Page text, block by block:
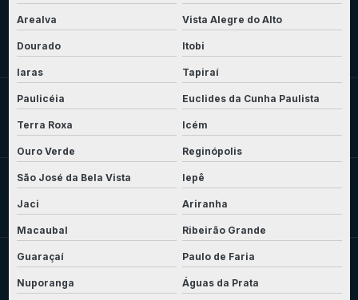
Arealva Vista Alegre do Alto
Dourado Itobi
Iaras Tapiraí
Paulicéia Euclides da Cunha Paulista
Terra Roxa Icém
Ouro Verde Reginópolis
São José da Bela Vista Iepê
Jaci Ariranha
Macaubal Ribeirão Grande
Guaraçaí Paulo de Faria
Nuporanga Águas da Prata